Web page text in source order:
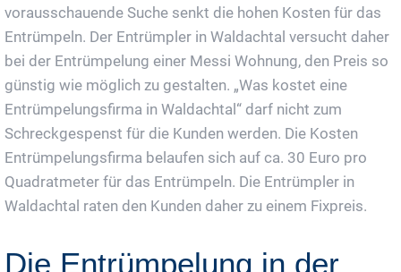
vorausschauende Suche senkt die hohen Kosten für das
Entrümpeln. Der Entrümpler in Waldachtal versucht daher
bei der Entrümpelung einer Messi Wohnung, den Preis so
günstig wie möglich zu gestalten. „Was kostet eine
Entrümpelungsfirma in Waldachtal“ darf nicht zum
Schreckgespenst für die Kunden werden. Die Kosten
Entrümpelungsfirma belaufen sich auf ca. 30 Euro pro
Quadratmeter für das Entrümpeln. Die Entrümpler in
Waldachtal raten den Kunden daher zu einem Fixpreis.
Die Entrümpelung in der